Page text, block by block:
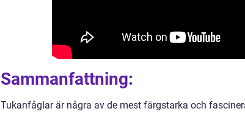
Sammanfattning:
Tukanfåglar är några av de mest färgstarka och